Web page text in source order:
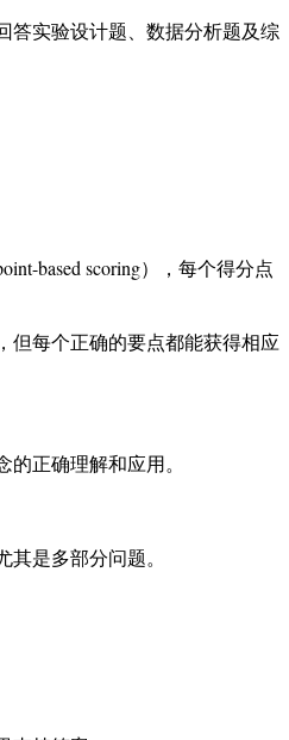
答实验设计题、数据分析题及综
based scoring），每个得分点
但每个正确的要点都能获得相应
正确理解和应用。
是多部分问题。